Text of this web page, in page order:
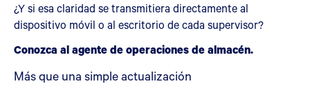
¿Y si esa claridad se transmitiera directamente al
dispositivo móvil o al escritorio de cada supervisor?
Conozca al agente de operaciones de almacén.
Más que una simple actualización